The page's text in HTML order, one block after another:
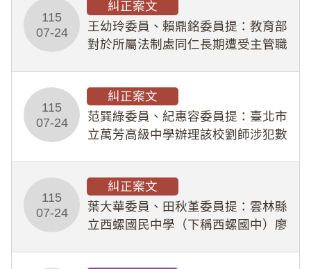
贈；復罔顧公共安全，圖利默許建商
於停工期間
115
07-24
糾正案文
王幼玲委員、賴鼎銘委員提：教育部
對於所屬法制處同仁長期遭受主管職
人員保障法」及「職業安全衛生法」
所定維護公務人員
115
07-24
糾正案文
范巽綠委員、紀惠容委員提：臺北市
立萬芳高級中學辦理該校劉師涉犯數
業把關與糾錯功能，不僅首份調查報
告漏未審酌師生不
115
07-24
糾正案文
葉大華委員、田秋堇委員提：雲林縣
立西螺國民中學（下稱西螺國中）廖